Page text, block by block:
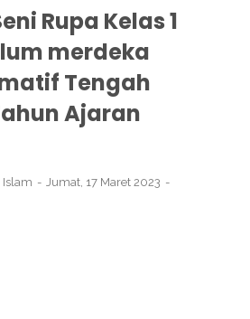
Rupa Kelas 1
merdeka
Tengah
Ajaran
Islam
Jumat, 17 Maret 2023